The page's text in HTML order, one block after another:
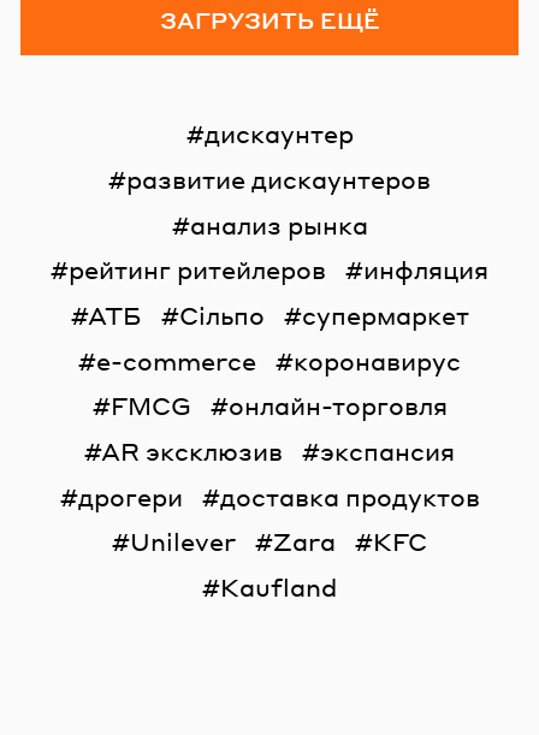
ЗАГРУЗИТЬ ЕЩЁ
дискаунтер
развитие дискаунтеров
анализ рынка
рейтинг ритейлеров
инфляция
АТБ
Сільпо
супермаркет
e-commerce
коронавирус
FMCG
онлайн-торговля
AR эксклюзив
экспансия
дрогери
доставка продуктов
Unilever
Zara
KFC
Kaufland